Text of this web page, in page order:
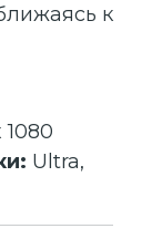
к
1080
Ultra,